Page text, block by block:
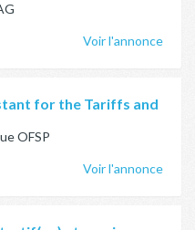
Voir l'annonce
for the Tariffs and
OFSP
Voir l'annonce